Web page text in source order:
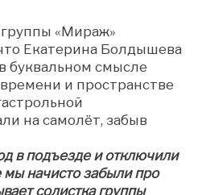
«Мираж»
Екатерина Болдышева
буквальном смысле
и пространстве
на самолёт, забыв
в подъезде и отключили
начисто забыли про
солистка группы